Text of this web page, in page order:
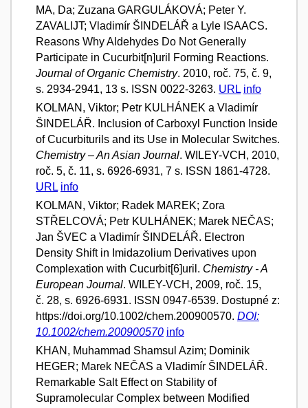
MA, Da; Zuzana GARGULÁKOVÁ; Peter Y.
ZAVALIJT; Vladimír ŠINDELÁŘ a Lyle ISAACS.
Reasons Why Aldehydes Do Not Generally
Participate in Cucurbit[n]uril Forming Reactions.
Journal of Organic Chemistry. 2010, roč. 75, č. 9,
s. 2934-2941, 13 s. ISSN 0022-3263. URL info
KOLMAN, Viktor; Petr KULHÁNEK a Vladimír
ŠINDELÁŘ. Inclusion of Carboxyl Function Inside
of Cucurbiturils and its Use in Molecular Switches.
Chemistry – An Asian Journal. WILEY-VCH, 2010,
roč. 5, č. 11, s. 6926-6931, 7 s. ISSN 1861-4728.
URL info
KOLMAN, Viktor; Radek MAREK; Zora
STŘELCOVÁ; Petr KULHÁNEK; Marek NEČAS;
Jan ŠVEC a Vladimír ŠINDELÁŘ. Electron
Density Shift in Imidazolium Derivatives upon
Complexation with Cucurbit[6]uril. Chemistry - A
European Journal. WILEY-VCH, 2009, roč. 15,
č. 28, s. 6926-6931. ISSN 0947-6539. Dostupné z:
https://doi.org/10.1002/chem.200900570. DOI:
10.1002/chem.200900570 info
KHAN, Muhammad Shamsul Azim; Dominik
HEGER; Marek NEČAS a Vladimír ŠINDELÁŘ.
Remarkable Salt Effect on Stability of
Supramolecular Complex between Modified